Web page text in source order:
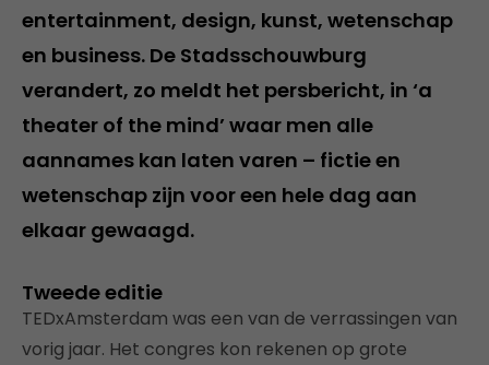
entertainment, design, kunst, wetenschap
en business. De Stadsschouwburg
verandert, zo meldt het persbericht, in ‘a
theater of the mind’ waar men alle
aannames kan laten varen – fictie en
wetenschap zijn voor een hele dag aan
elkaar gewaagd.
Tweede editie
TEDxAmsterdam was een van de verrassingen van
vorig jaar. Het congres kon rekenen op grote